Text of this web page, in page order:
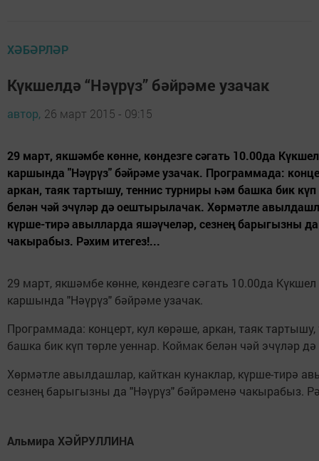
ХӘБӘРЛӘР
Күкшелдә “Нәүрүз” бәйрәме узачак
автор, 26 март 2015 - 09:15
29 март, якшәмбе көнне, көндезге сәгать 10.00да
каршында "Нәүрүз" бәйрәме узачак. Программада:
аркан, таяк тартышу, теннис турниры һәм башка бик
белән чәй эчүләр дә оештырылачак. Хөрмәтле
күрше-тирә авылларда яшәүчеләр, сезнең барыгызны
чакырабыз. Рәхим итегез!...
29 март, якшәмбе көнне, көндезге сәгать 10.00да
каршында "Нәүрүз" бәйрәме узачак.
Программада: концерт, кул көрәше, аркан, таяк
башка бик күп төрле уеннар. Коймак белән чәй эчүләр
Хөрмәтле авылдашлар, кайткан кунаклар, күрше-тирә
сезнең барыгызны да "Нәүрүз" бәйрәменә чакырабыз.
Альмира ХӘЙРУЛЛИНА